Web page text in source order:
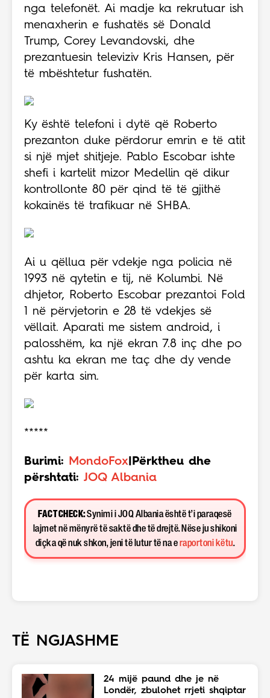
nga telefonët. Ai madje ka rekrutuar ish
menaxherin e fushatës së Donald
Trump, Corey Levandovski, dhe
prezantuesin televiziv Kris Hansen, për
të mbështetur fushatën.
Ky është telefoni i dytë që Roberto
prezanton duke përdorur emrin e të atit
si një mjet shitjeje. Pablo Escobar ishte
shefi i kartelit mizor Medellin që dikur
kontrollonte 80 për qind të të gjithë
kokainës të trafikuar në SHBA.
Ai u qëllua për vdekje nga policia në
1993 në qytetin e tij, në Kolumbi. Në
dhjetor, Roberto Escobar prezantoi Fold
1 në përvjetorin e 28 të vdekjes së
vëllait. Aparati me sistem android, i
palosshëm, ka një ekran 7.8 inç dhe po
ashtu ka ekran me taç dhe dy vende
për karta sim.
*****
Burimi: MondoFox |Përktheu dhe
përshtati: JOQ Albania
FACT CHECK:Synimi i JOQ Albania është t’i paraqesë
lajmet në mënyrë të saktë dhe të drejtë. Nëse ju shikoni
diçka që nuk shkon, jeni të lutur të na e raportoni këtu.
TË NGJASHME
24 mijë paund dhe je në
Londër, zbulohet rrjeti shqiptar